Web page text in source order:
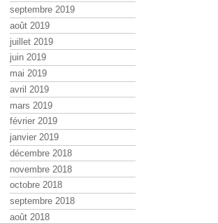
septembre 2019
août 2019
juillet 2019
juin 2019
mai 2019
avril 2019
mars 2019
février 2019
janvier 2019
décembre 2018
novembre 2018
octobre 2018
septembre 2018
août 2018